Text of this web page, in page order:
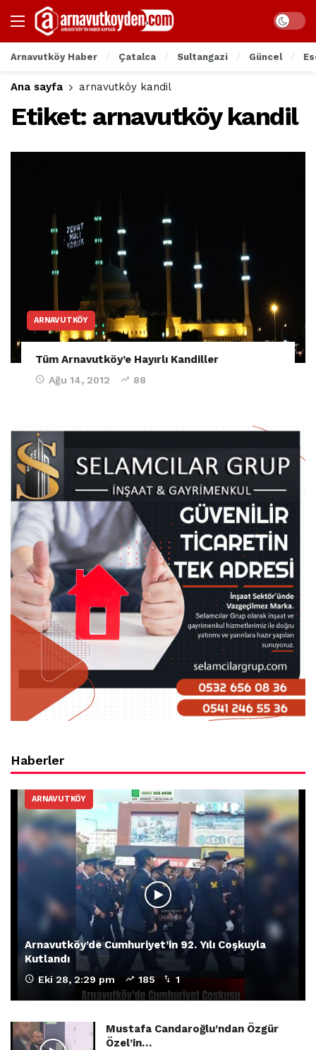
Arnavutköy Haber Çatalca Sultangazi Güncel
Ana sayfa arnavutköy kandil
Etiket: arnavutköy kandil
ARNAVUTKÖY
Tüm Arnavutköy’e Hayırlı Kandiller
Ağu 14, 2012 88
Haberler
ARNAVUTKÖY
Arnavutköy’de Cumhuriyet’in 92. Yılı Coşkuyla
Kutlandı
Eki 28, 2:29 pm 185 1
Mustafa Candaroğlu’ndan Özgür
Özel’in…